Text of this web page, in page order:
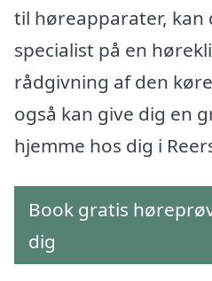
til høreapparater, kan
specialist på en
rådgivning af den
også kan give dig en
hjemme hos dig i
Book gratis
dig